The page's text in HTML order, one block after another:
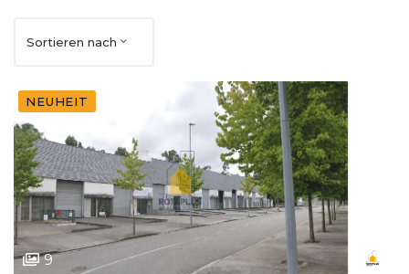
Sortieren nach
NEUHEIT
9